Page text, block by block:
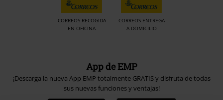
CORREOS RECOGIDA
EN OFICINA
CORREOS ENTREGA
A DOMICILIO
App de EMP
¡Descarga la nueva App EMP totalmente GRATIS y disfruta de todas
sus nuevas funciones y ventajas!